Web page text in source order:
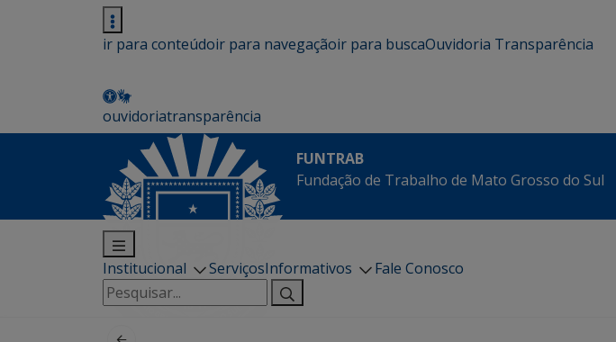
ir para conteúdoir para navegaçãoir para buscaOuvidoria Transparência
ouvidoriatransparência
FUNTRAB
Fundação de Trabalho de Mato Grosso do Sul
Institucional ServiçosInformativos
Fale Conosco
Pesquisar
por: